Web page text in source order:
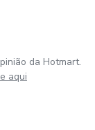
da Hotmart.
aqui